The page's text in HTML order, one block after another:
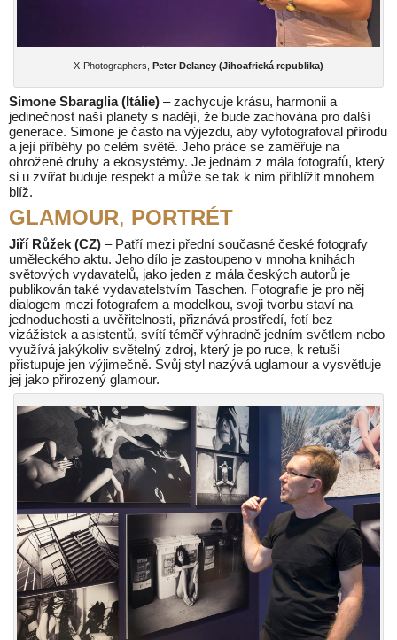
X-Photographers, Peter Delaney (Jihoafrická republika)
Simone Sbaraglia (Itálie) – zachycuje krásu, harmonii a
jedinečnost naší planety s nadějí, že bude zachována pro další
generace. Simone je často na výjezdu, aby vyfotografoval přírodu
a její příběhy po celém světě. Jeho práce se zaměřuje na
ohrožené druhy a ekosystémy. Je jednám z mála fotografů, který
si u zvířat buduje respekt a může se tak k nim přiblížit mnohem
blíž.
GLAMOUR, PORTRÉT
Jiří Růžek (CZ) – Patří mezi přední současné české fotografy
uměleckého aktu. Jeho dílo je zastoupeno v mnoha knihách
světových vydavatelů, jako jeden z mála českých autorů je
publikován také vydavatelstvím Taschen. Fotografie je pro něj
dialogem mezi fotografem a modelkou, svoji tvorbu staví na
jednoduchosti a uvěřitelnosti, přiznává prostředí, fotí bez
vizážistek a asistentů, svítí téměř výhradně jedním světlem nebo
využívá jakýkoliv světelný zdroj, který je po ruce, k retuši
přistupuje jen výjimečně. Svůj styl nazývá uglamour a vysvětluje
jej jako přirozený glamour.